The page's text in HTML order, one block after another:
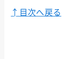
↑目次へ戻る